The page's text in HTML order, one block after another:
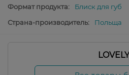
Формат продукта:
Блиск для губ
Страна-производитель:
Польща
LOVELY